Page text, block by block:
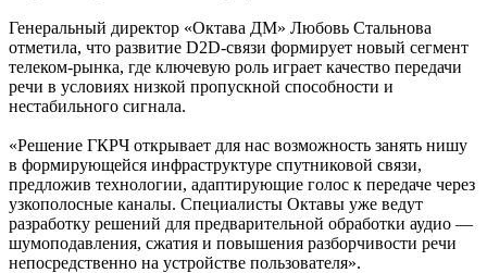
Генеральный директор «Октава ДМ» Любовь Стальнова
отметила, что развитие D2D-связи формирует новый сегмент
телеком-рынка, где ключевую роль играет качество передачи
речи в условиях низкой пропускной способности и
нестабильного сигнала.
«Решение ГКРЧ открывает для нас возможность занять нишу
в формирующейся инфраструктуре спутниковой связи,
предложив технологии, адаптирующие голос к передаче через
узкополосные каналы. Специалисты Октавы уже ведут
разработку решений для предварительной обработки аудио —
шумоподавления, сжатия и повышения разборчивости речи
непосредственно на устройстве пользователя».